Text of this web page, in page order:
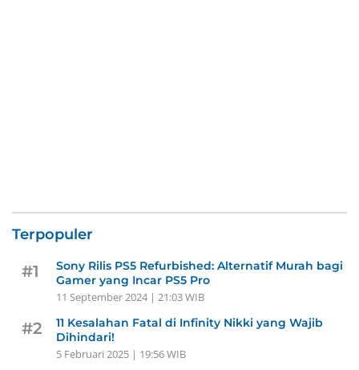
Terpopuler
#1
Sony Rilis PS5 Refurbished: Alternatif Murah bagi
Gamer yang Incar PS5 Pro
11 September 2024 | 21:03 WIB
#2
11 Kesalahan Fatal di Infinity Nikki yang Wajib
Dihindari!
5 Februari 2025 | 19:56 WIB